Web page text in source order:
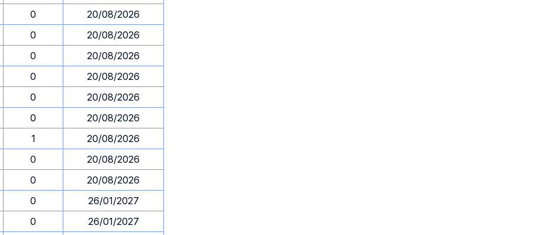
0
20/08/2026
0
20/08/2026
0
20/08/2026
0
20/08/2026
0
20/08/2026
0
20/08/2026
1
20/08/2026
0
20/08/2026
0
20/08/2026
0
26/01/2027
0
26/01/2027